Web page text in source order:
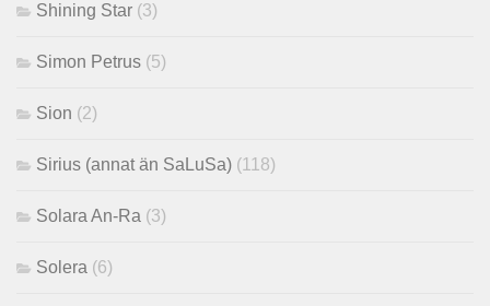
Shining Star (3)
Simon Petrus (5)
Sion (2)
Sirius (annat än SaLuSa) (118)
Solara An-Ra (3)
Solera (6)